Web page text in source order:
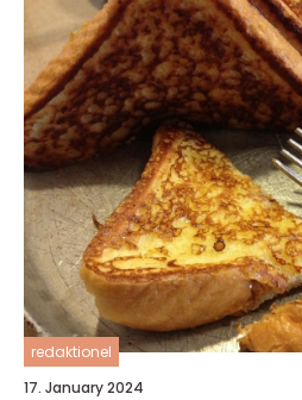
redaktionel
17. January 2024